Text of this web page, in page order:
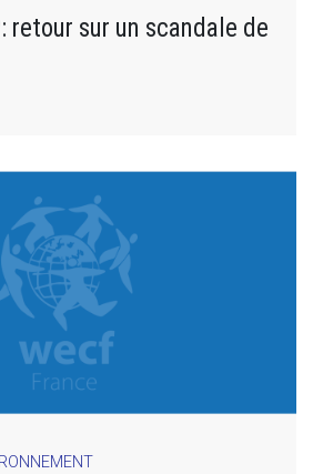
retour sur un scandale de